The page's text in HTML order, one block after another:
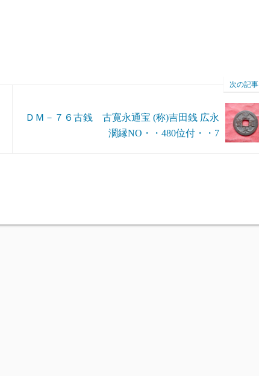
次の記事
ＤＭ－７６古銭 古寛永通宝 (称)吉田銭 広永
濶縁NO・・480位付・・7